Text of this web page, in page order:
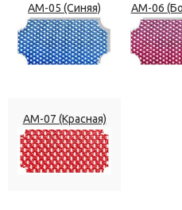
АМ-05 (Синяя) АМ-06
АМ-07 (Красная)